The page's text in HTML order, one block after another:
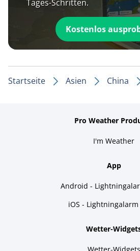
Tages-Schritten.
Kostenlos
Startseite Asien China
Pro Weather
I'm Weather
App
Android -
iOS - Lightningalarm
Wetter-
Wetter-Widgets